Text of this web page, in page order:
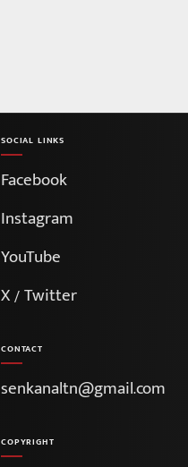
SOCIAL LINKS
Facebook
Instagram
YouTube
X / Twitter
CONTACT
senkanaltn@gmail.com
COPYRIGHT